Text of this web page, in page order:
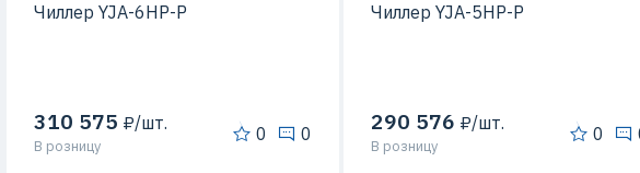
Чиллер YJA-6HP-P
310 575 ₽/шт.
В розницу
0 0
Чиллер YJA-5HP-P
290 576 ₽/шт.
В розницу
0